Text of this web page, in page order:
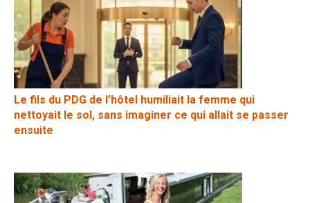
Le fils du PDG de l’hôtel humiliait la femme qui
nettoyait le sol, sans imaginer ce qui allait se passer
ensuite